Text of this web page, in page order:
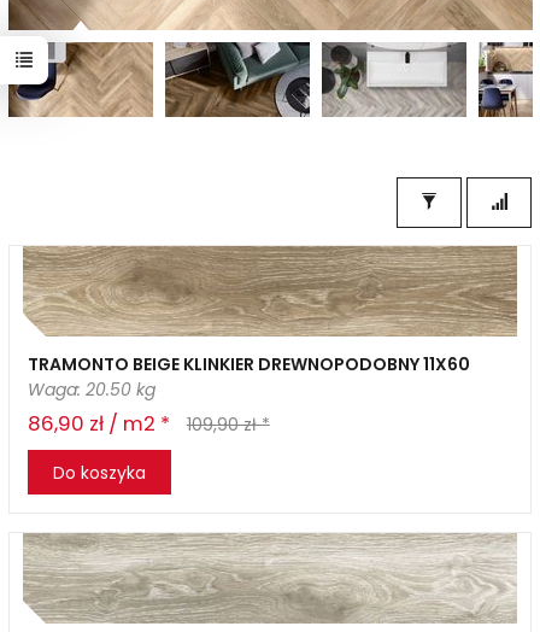
TRAMONTO BEIGE KLINKIER DREWNOPODOBNY 11X60
Waga: 20.50 kg
86,90 zł / m2 *
109,90 zł *
Do koszyka